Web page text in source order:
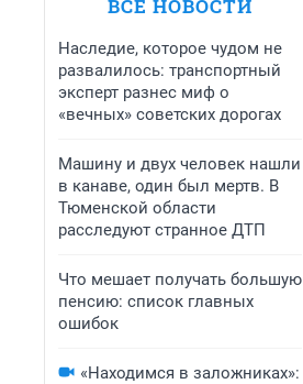
ВСЕ НОВОСТИ
Наследие, которое чудом не
развалилось: транспортный
эксперт разнес миф о
«вечных» советских дорогах
Машину и двух человек нашли
в канаве, один был мертв. В
Тюменской области
расследуют странное ДТП
Что мешает получать большую
пенсию: список главных
ошибок
«Находимся в заложниках»: